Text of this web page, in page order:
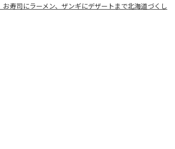
寿司にラーメン、ザンギにデザートまで北海道づくし